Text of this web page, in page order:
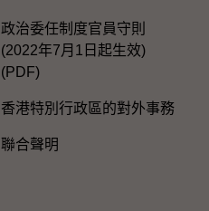
政治委任制度官員守則
(2022年7月1日起生效)
(PDF)
香港特別行政區的對外事務
聯合聲明